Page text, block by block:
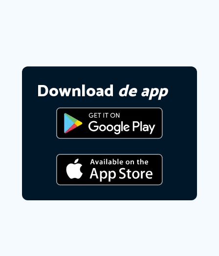
Download de app